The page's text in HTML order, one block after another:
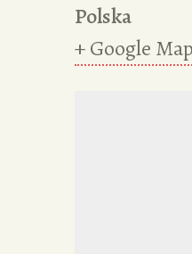
Polska
+ Google Map